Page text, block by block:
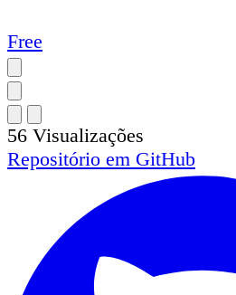
Free
56 Visualizações
Repositório em GitHub